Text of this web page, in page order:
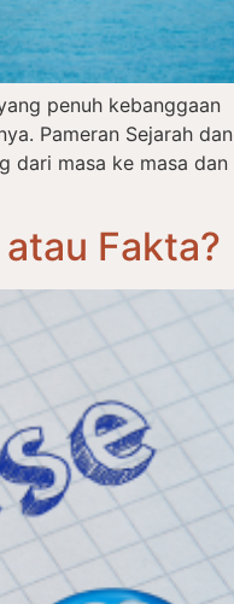
penuh kebanggaan
Pameran Sejarah dan
dari masa ke masa dan
Fakta?